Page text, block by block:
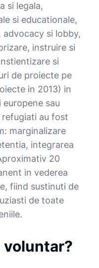
si legala,
si educationale,
advocacy si lobby,
instruire si
si
de proiecte pe
in 2013) in
sau
refugiati au fost
marginalizare
integrarea
20
in vederea
fiind sustinuti de
de toate
voluntar?